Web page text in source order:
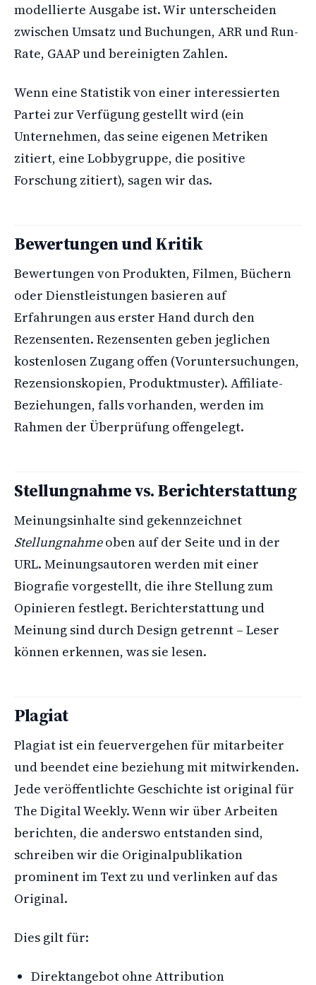
modellierte Ausgabe ist. Wir unterscheiden
zwischen Umsatz und Buchungen, ARR und Run-
Rate, GAAP und bereinigten Zahlen.
Wenn eine Statistik von einer interessierten
Partei zur Verfügung gestellt wird (ein
Unternehmen, das seine eigenen Metriken
zitiert, eine Lobbygruppe, die positive
Forschung zitiert), sagen wir das.
Bewertungen und Kritik
Bewertungen von Produkten, Filmen, Büchern
oder Dienstleistungen basieren auf
Erfahrungen aus erster Hand durch den
Rezensenten. Rezensenten geben jeglichen
kostenlosen Zugang offen (Voruntersuchungen,
Rezensionskopien, Produktmuster). Affiliate-
Beziehungen, falls vorhanden, werden im
Rahmen der Überprüfung offengelegt.
Stellungnahme vs. Berichterstattung
Meinungsinhalte sind gekennzeichnet
Stellungnahmeoben auf der Seite und in der
URL. Meinungsautoren werden mit einer
Biografie vorgestellt, die ihre Stellung zum
Opinieren festlegt. Berichterstattung und
Meinung sind durch Design getrennt – Leser
können erkennen, was sie lesen.
Plagiat
Plagiat ist ein feuervergehen für mitarbeiter
und beendet eine beziehung mit mitwirkenden.
Jede veröffentlichte Geschichte ist original für
The Digital Weekly. Wenn wir über Arbeiten
berichten, die anderswo entstanden sind,
schreiben wir die Originalpublikation
prominent im Text zu und verlinken auf das
Original.
Dies gilt für:
Direktangebot ohne Attribution